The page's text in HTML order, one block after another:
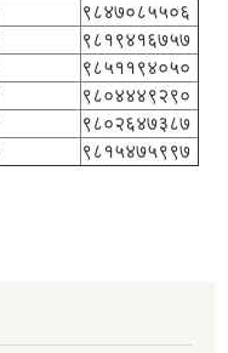
९८४७०८५५०६
९८१९४१६७५७
९८५११९४०५०
९८०४४४९२९०
९८०२६४७३८७
९८१५४७५९९७